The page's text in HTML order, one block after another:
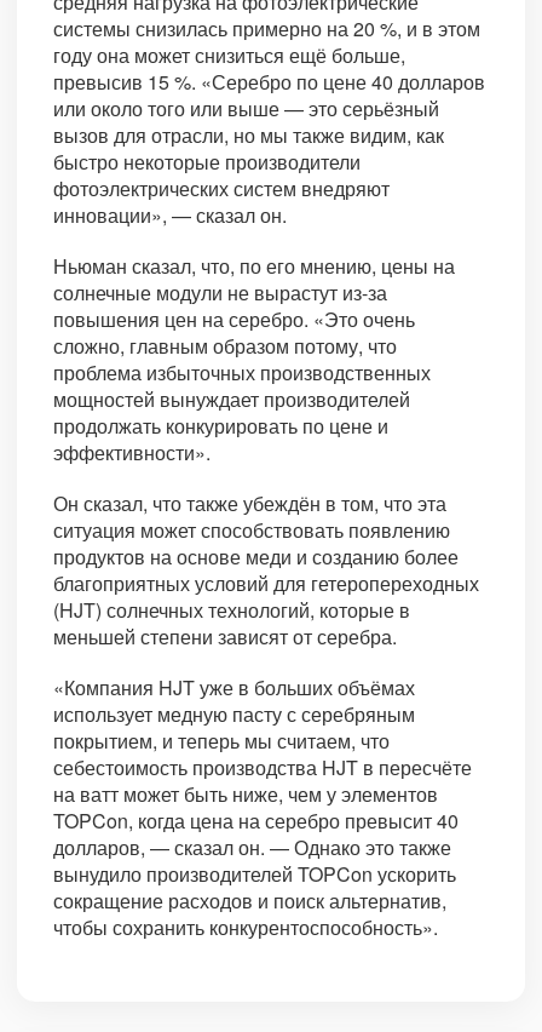
системы снизилась примерно на 20 %, и в этом
году она может снизиться ещё больше,
превысив 15 %. «Серебро по цене 40 долларов
или около того или выше — это серьёзный
вызов для отрасли, но мы также видим, как
быстро некоторые производители
фотоэлектрических систем внедряют
инновации», — сказал он.
Ньюман сказал, что, по его мнению, цены на
солнечные модули не вырастут из-за
повышения цен на серебро. «Это очень
сложно, главным образом потому, что
проблема избыточных производственных
мощностей вынуждает производителей
продолжать конкурировать по цене и
эффективности».
Он сказал, что также убеждён в том, что эта
ситуация может способствовать появлению
продуктов на основе меди и созданию более
благоприятных условий для гетеропереходных
(HJT) солнечных технологий, которые в
меньшей степени зависят от серебра.
«Компания HJT уже в больших объёмах
использует медную пасту с серебряным
покрытием, и теперь мы считаем, что
себестоимость производства HJT в пересчёте
на ватт может быть ниже, чем у элементов
TOPCon, когда цена на серебро превысит 40
долларов, — сказал он. — Однако это также
вынудило производителей TOPCon ускорить
сокращение расходов и поиск альтернатив,
чтобы сохранить конкурентоспособность».